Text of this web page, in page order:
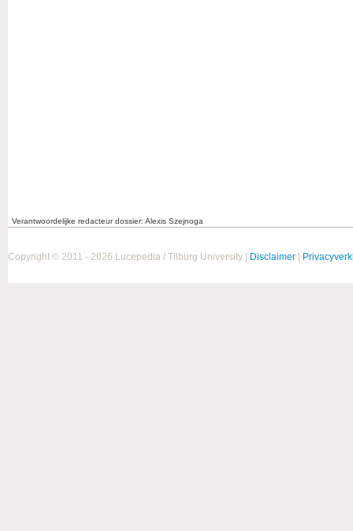
Verantwoordelijke redacteur dossier: Alexis Szejnoga
Copyright © 2011 - 2026 Lucepedia / Tilburg University | Disclaimer